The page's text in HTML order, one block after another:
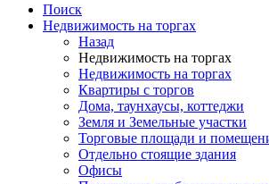
Поиск
Недвижимость на торгах
Назад
Недвижимость на торгах
Недвижимость на торгах
Квартиры с торгов
Дома, таунхаусы, коттеджи
Земля и Земельные участки
Торговые площади и
Отдельно стоящие здания
Офисы